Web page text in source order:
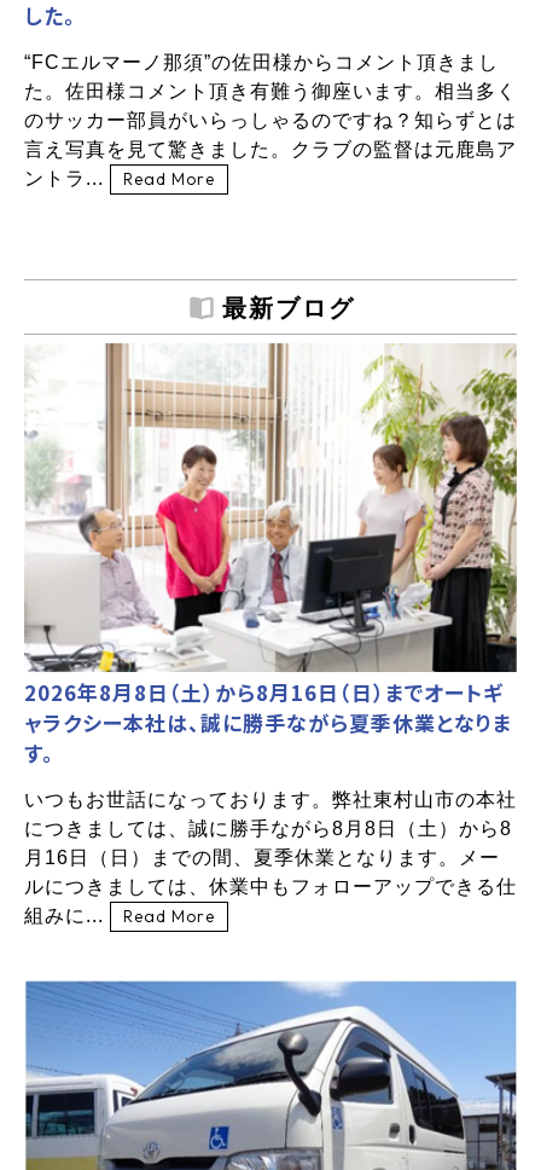
した。
“FCエルマーノ那須”の佐田様からコメント頂きまし
た。佐田様コメント頂き有難う御座います。相当多く
のサッカー部員がいらっしゃるのですね？知らずとは
言え写真を見て驚きました。クラブの監督は元鹿島ア
ントラ...
Read More
最新ブログ
2026年8月8日（土）から8月16日（日）までオートギ
ャラクシー本社は、誠に勝手ながら夏季休業となりま
す。
いつもお世話になっております。弊社東村山市の本社
につきましては、誠に勝手ながら8月8日（土）から8
月16日（日）までの間、夏季休業となります。メー
ルにつきましては、休業中もフォローアップできる仕
組みに...
Read More